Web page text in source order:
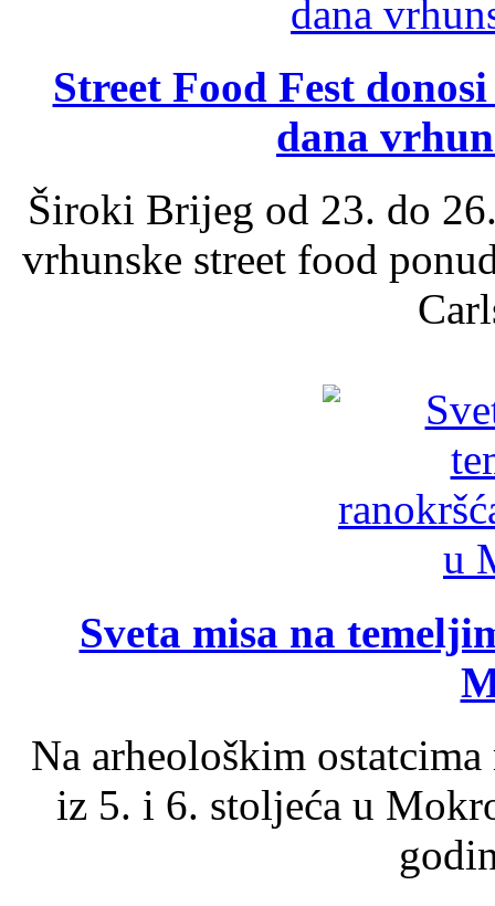
Street Food Fest
dana
Široki Brijeg od 23. do
vrhunske street food
Sveta misa na
Na arheološkim
iz 5. i 6. stoljeća u